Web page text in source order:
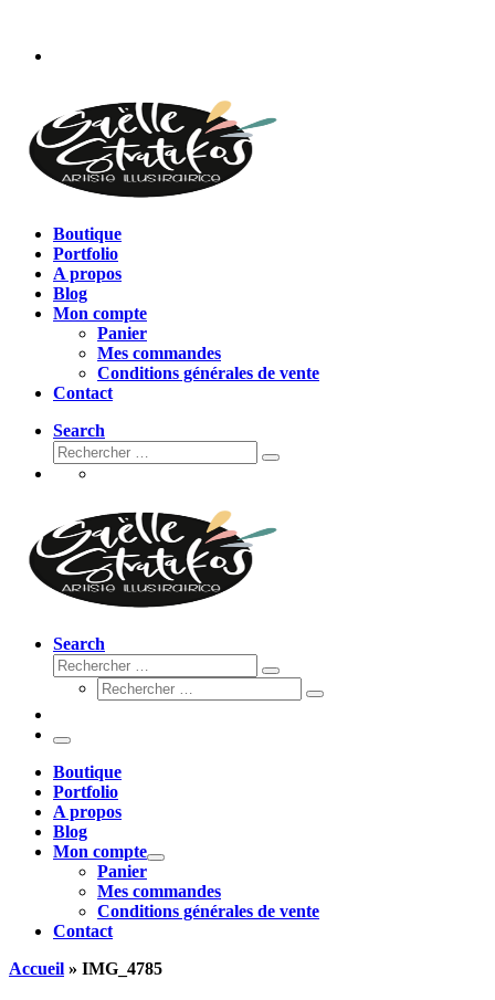
contenu
Boutique
Portfolio
A propos
Blog
Mon compte
Panier
Mes commandes
Conditions générales de vente
Contact
Search
Rechercher
Rechercher
Search
Rechercher
Rechercher
Rechercher
Rechercher
Menu
Boutique
Portfolio
A propos
Blog
Mon compte
Panier
Mes commandes
Conditions générales de vente
Contact
Accueil » IMG_4785